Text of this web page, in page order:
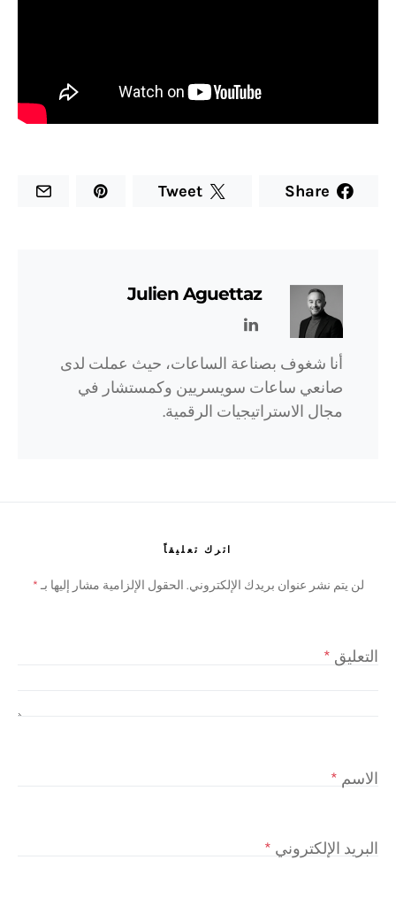
Share
Tweet
Julien Aguettaz
أنا شغوف بصناعة الساعات، حيث عملت لدى
صانعي ساعات سويسريين وكمستشار في
مجال الاستراتيجيات الرقمية.
اترك تعليقاً
لن يتم نشر عنوان بريدك الإلكتروني. الحقول الإلزامية مشار إليها بـ *
التعليق *
الاسم *
البريد الإلكتروني *